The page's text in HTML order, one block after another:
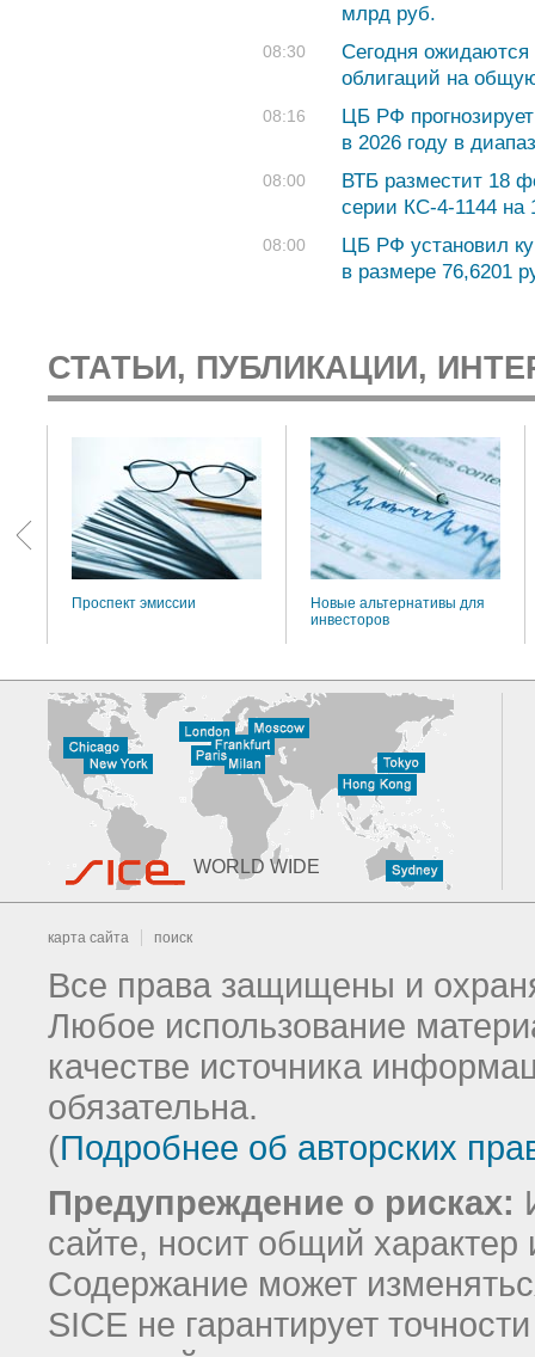
млрд руб.
08:30
Сегодня
облигаций на
08:16
ЦБ РФ
в 2026 году в
08:00
ВТБ разместит 18
серии КС-4-1144 на
08:00
ЦБ РФ установил
в размере 76,6201
СТАТЬИ, ПУБЛИКАЦИИ,
Проспект эмиссии
Новые альтернативы для
инвесторов
WORLD WIDE
карта сайта поиск
Все права защищены и
Любое использование
качестве источника
обязательна.
(Подробнее об авторских
Предупреждение о рисках:
сайте, носит общий
Содержание может
SICE не гарантирует